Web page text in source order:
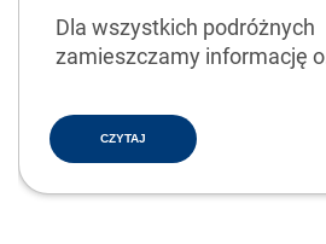
Dla wszystkich podróżnych
zamieszczamy informację o
kas…
CZYTAJ